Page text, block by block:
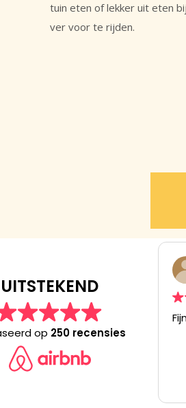
tuin eten of lekker uit eten
ver voor te rijden.
UITSTEKEND
op 250 recensies
omgeving!